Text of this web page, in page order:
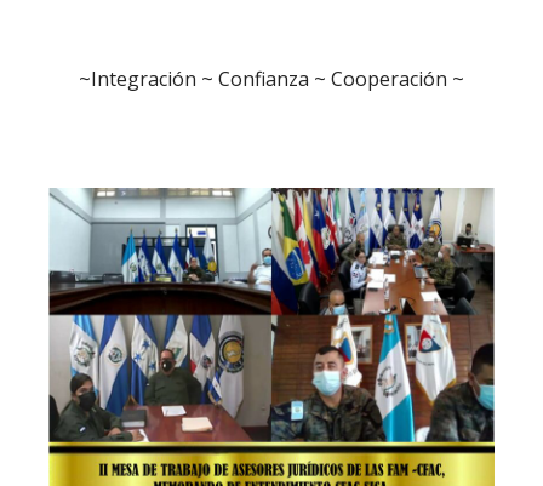
~Integración ~ Confianza ~ Cooperación ~